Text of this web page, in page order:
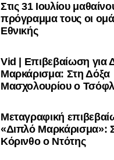
Στις 31 Ιουλίου
πρόγραμμα τους οι
Εθνικής
Vid | Επιβεβαίωση για
Μαρκάρισμα: Στη Δόξα
Μασχολουρίου ο
Μεταγραφική
«Διπλό Μαρκάρισμα»:
Κόρινθο ο Ντότης